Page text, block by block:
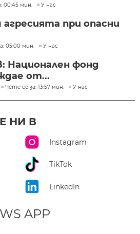
00:45 мин. У нас
при опасни
05:00 мин. У нас
фонд
от...
Чете се за: 13:57 мин. У нас
НИ В
Instagram
TikTok
LinkedIn
APP